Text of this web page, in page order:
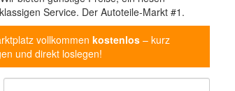
Service. Der Autoteile-Markt #1.
vollkommen kostenlos– kurz
und direkt loslegen!